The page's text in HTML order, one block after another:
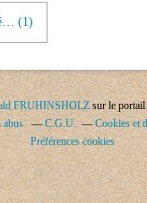
(1)
FRUHINSHOLZ sur le
abus C.G.U.
Cookies et
Préférences cookies